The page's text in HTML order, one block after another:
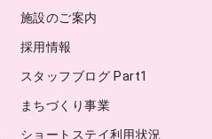
施設のご案内
採用情報
スタッフブログ Part1
まちづくり事業
ショートステイ利用状況